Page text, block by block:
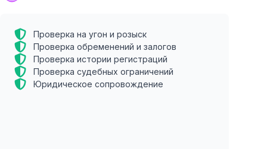
Проверка на угон и розыск
Проверка обременений и залогов
Проверка истории регистраций
Проверка судебных ограничений
Юридическое сопровождение